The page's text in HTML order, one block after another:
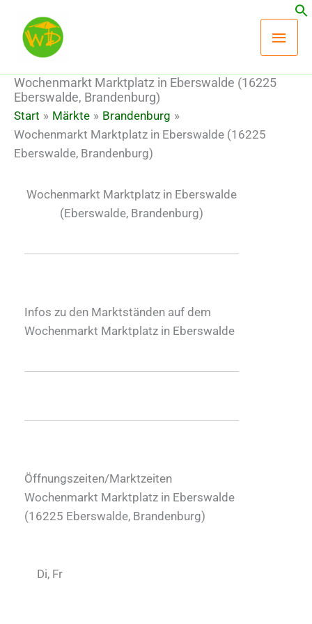
Inhalt
springen
Wochenmarkt Marktplatz in Eberswalde (16225
Eberswalde, Brandenburg)
Start Märkte
Brandenburg
Wochenmarkt Marktplatz in Eberswalde (16225
Eberswalde, Brandenburg)
Wochenmarkt Marktplatz in Eberswalde
(Eberswalde, Brandenburg)
Infos zu den Marktständen auf dem
Wochenmarkt Marktplatz in Eberswalde
Öffnungszeiten/Marktzeiten
Wochenmarkt Marktplatz in Eberswalde
(16225 Eberswalde, Brandenburg)
Di, Fr